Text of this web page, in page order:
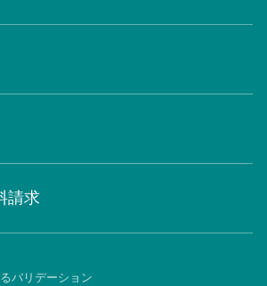
請求
バリデーション